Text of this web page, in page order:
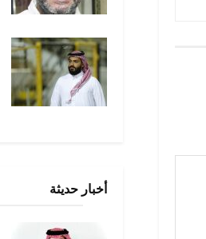
أخبار حديثة